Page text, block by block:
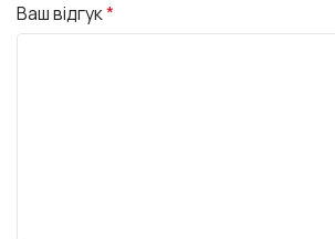
Ваш відгук*